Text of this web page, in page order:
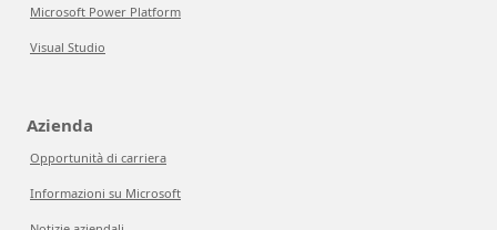
Microsoft Power Platform
Visual Studio
Azienda
Opportunità di carriera
Informazioni su Microsoft